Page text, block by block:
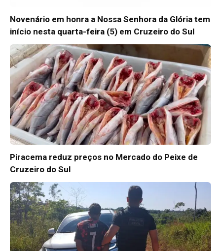
Novenário em honra a Nossa Senhora da Glória tem
início nesta quarta-feira (5) em Cruzeiro do Sul
Piracema reduz preços no Mercado do Peixe de
Cruzeiro do Sul